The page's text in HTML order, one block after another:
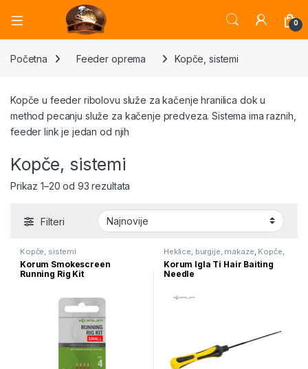
Open 0
Početna Feeder oprema Kopče, sistemi
Kopče u feeder ribolovu služe za kačenje hranilica dok u
method pecanju služe za kačenje predveza. Sistema ima raznih,
feeder link je jedan od njih
Kopče, sistemi
Prikaz 1–20 od 93 rezultata
Filteri
Kopče, sistemi
Korum Smokescreen
Running Rig Kit
Heklice, burgije, makaze, Kopče,
sistemi
Korum Igla Ti Hair Baiting
Needle